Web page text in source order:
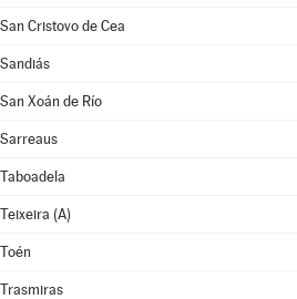
San Cristovo de Cea
Sandiás
San Xoán de Río
Sarreaus
Taboadela
Teixeira (A)
Toén
Trasmiras